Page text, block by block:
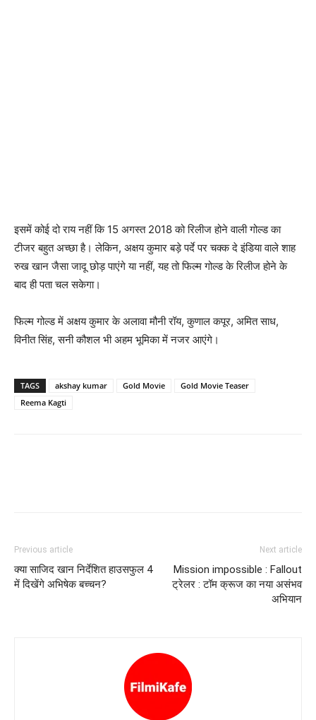
इसमें कोई दो राय नहीं कि 15 अगस्त 2018 को रिलीज होने वाली गोल्ड का
टीजर बहुत अच्छा है। लेकिन, अक्षय कुमार बड़े पर्दे पर चक्क दे इंडिया वाले शाह
रुख खान जैसा जादू छोड़ पाएंगे या नहीं, यह तो फिल्म गोल्ड के रिलीज होने के
बाद ही पता चल सकेगा।
फिल्म गोल्ड में अक्षय कुमार के अलावा मौनी रॉय, कुणाल कपूर, अमित साध,
विनीत सिंह, सनी कौशल भी अहम भूमिका में नजर आएंगे।
TAGS akshay kumar Gold Movie
Gold Movie Teaser
Reema Kagti
Previous article
क्या साजिद खान निर्देशित हाउसफुल 4
में दिखेंगे अभिषेक बच्चन?
Next article
Mission impossible : Fallout
ट्रेलर : टॉम क्रूज का नया असंभव
अभियान